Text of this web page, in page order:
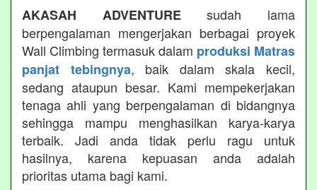
AKASAH ADVENTUREsudah lama
berpengalaman mengerjakan berbagai proyek
Wall Climbing termasuk dalam produksi Matras
panjat tebingnya, baik dalam skala kecil,
sedang ataupun besar. Kami mempekerjakan
tenaga ahli yang berpengalaman di bidangnya
sehingga mampu menghasilkan karya-karya
terbaik. Jadi anda tidak perlu ragu untuk
hasilnya, karena kepuasan anda adalah
prioritas utama bagi kami.